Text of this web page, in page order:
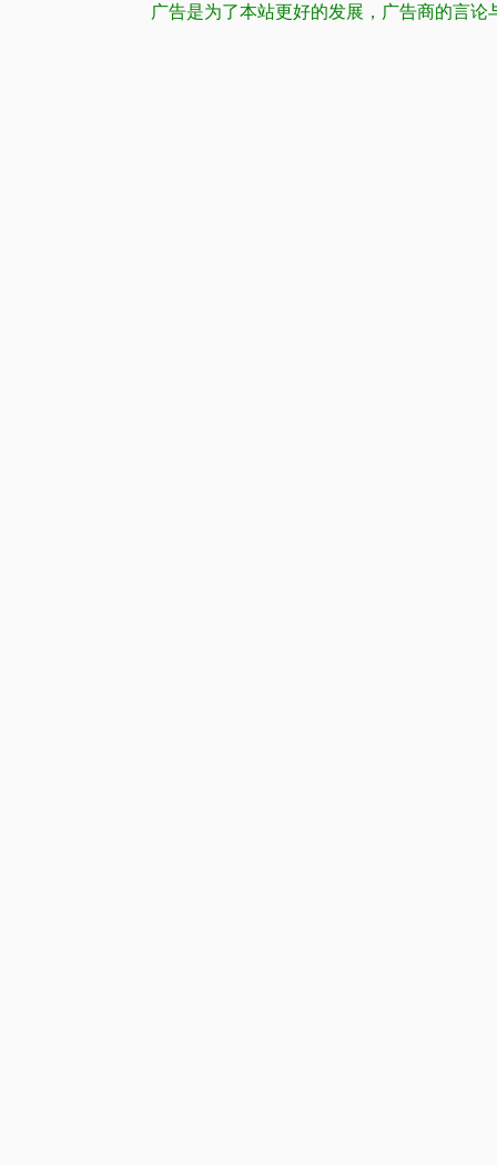
广告是为了本站更好的发展，广告商的言